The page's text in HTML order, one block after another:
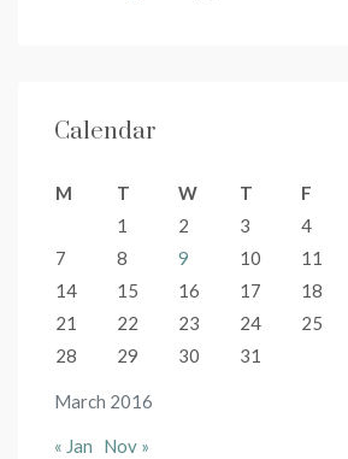
Calendar
March 2016
M T W T F
1
2 3 4
7
8 9 10 11
14
15 16 17 18
21
22 23 24 25
28
29 30 31
« Jan Nov »